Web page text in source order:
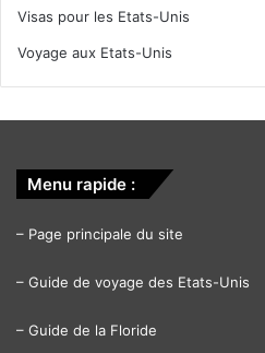
Visas pour les Etats-Unis
Voyage aux Etats-Unis
Menu rapide :
– Page principale du site
– Guide de voyage des Etats-Unis
– Guide de la Floride